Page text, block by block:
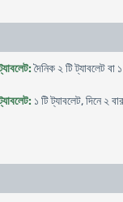
দৈনিক ২ টি ট্যাবলেট
১ টি ট্যাবলেট, দিনে ২